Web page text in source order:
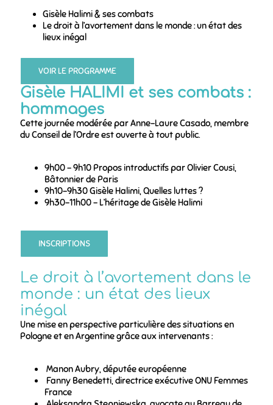
Gisèle Halimi & ses combats
Le droit à l’avortement dans le monde : un état des
lieux inégal
VOIR LE PROGRAMME
Gisèle HALIMI et ses combats :
hommages
Cette journée modérée par Anne-Laure Casado, membre
du Conseil de l’Ordre est ouverte à tout public.
9h00 – 9h10 Propos introductifs par Olivier Cousi,
Bâtonnier de Paris
9h10-9h30 Gisèle Halimi, Quelles luttes ?
9h30-11h00 – L’héritage de Gisèle Halimi
INSCRIPTIONS
Le droit à l’avortement dans le
monde : un état des lieux
inégal
Une mise en perspective particulière des situations en
Pologne et en Argentine grâce aux intervenants :
Manon Aubry, députée européenne
Fanny Benedetti, directrice exécutive ONU Femmes
France